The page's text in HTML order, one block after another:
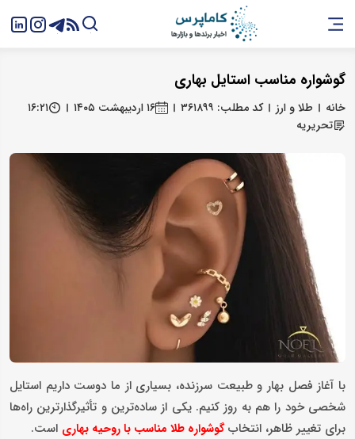
گوشواره مناسب استایل بهاری
خانه طلا و ارز کد مطلب: ۳۶۱۸۹۹ ۱۶ اردیبهشت ۱۴۰۵
۱۶:۲۱
تحریریه
با آغاز فصل بهار و طبیعت سرزنده، بسیاری از ما دوست داریم استایل
شخصی خود را هم به روز کنیم. یکی از ساده‌ترین و تأثیرگذارترین راه‌ها
برای تغییر ظاهر، انتخابگوشواره طلا مناسب با روحیه بهاری است.